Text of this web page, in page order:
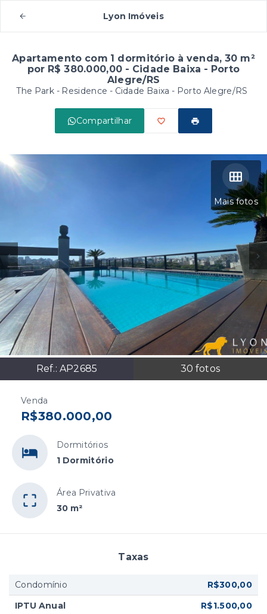
Lyon Imóveis
Apartamento com 1 dormitório à venda, 30 m²
por R$ 380.000,00 - Cidade Baixa - Porto
Alegre/RS
The Park - Residence - Cidade Baixa - Porto Alegre/RS
Compartilhar
Mais fotos
Ref.: AP2685 30 fotos
Venda
R$380.000,00
Dormitórios
1 Dormitório
Área Privativa
30 m²
Taxas
Condomínio
R$300,00
IPTU Anual
R$1.500,00